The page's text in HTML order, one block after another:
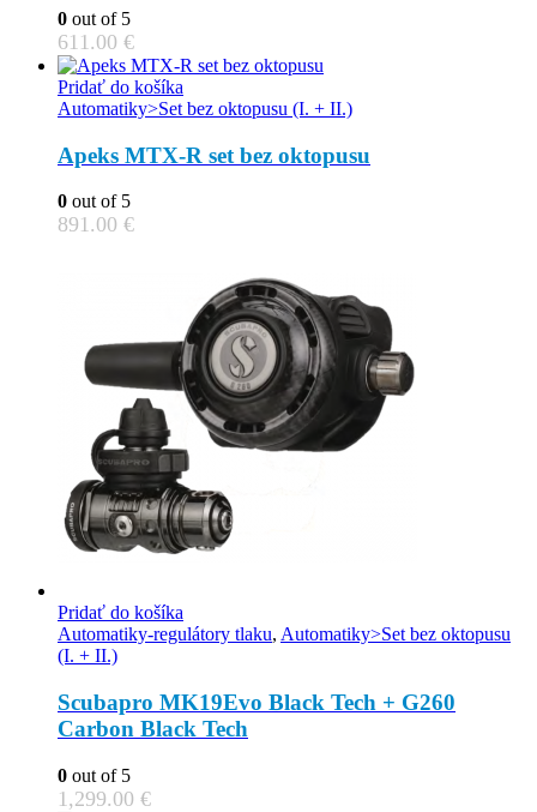
0 out of 5
611.00 €
Pridať do košíka
Automatiky>Set bez oktopusu (I. + II.)
Apeks MTX-R set bez oktopusu
0 out of 5
891.00 €
Pridať do košíka
Automatiky-regulátory tlaku, Automatiky>Set bez oktopusu
(I. + II.)
Scubapro MK19Evo Black Tech + G260
Carbon Black Tech
0 out of 5
1,299.00 €